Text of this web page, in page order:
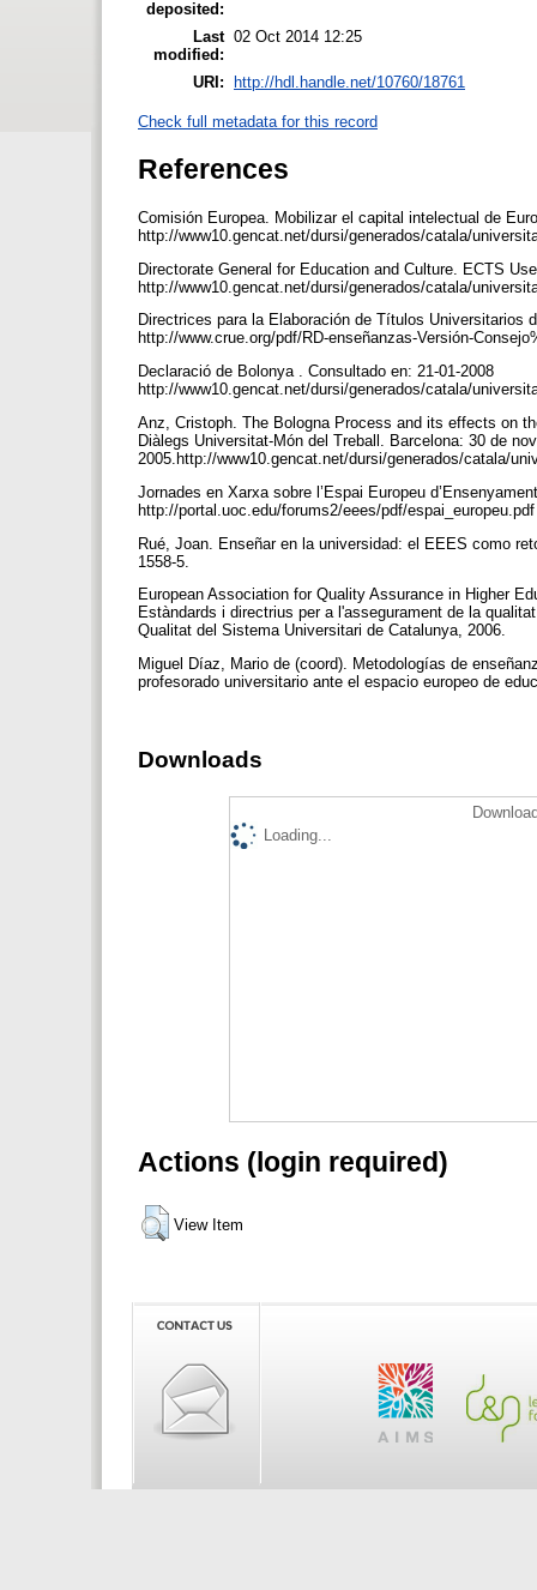
deposited:
Last
modified:
02 Oct 2014 12:25
URI: http://hdl.handle.net/10760/18761
Check full metadata for this record
References
Comisión Europea. Mobilizar el capital intelectual de
http://www10.gencat.net/dursi/generados/catala/
Directorate General for Education and Culture. ECTS
http://www10.gencat.net/dursi/generados/catala/
Directrices para la Elaboración de Títulos Universitarios
http://www.crue.org/pdf/RD-enseñanzas-Versión-
Declaració de Bolonya . Consultado en: 21-01-2008
http://www10.gencat.net/dursi/generados/catala/
Anz, Cristoph. The Bologna Process and its effects on
Diàlegs Universitat-Món del Treball. Barcelona: 30 de
2005.http://www10.gencat.net/dursi/generados/catala/
Jornades en Xarxa sobre l’Espai Europeu
http://portal.uoc.edu/forums2/eees/pdf/
Rué, Joan. Enseñar en la universidad: el EEES como
1558-5.
European Association for Quality Assurance in Higher
Estàndards i directrius per a l'assegurament de la
Qualitat del Sistema Universitari de Catalunya, 2006.
Miguel Díaz, Mario de (coord). Metodologías de
profesorado universitario ante el espacio europeo de
Downloads
Loading...
Actions (login required)
View Item